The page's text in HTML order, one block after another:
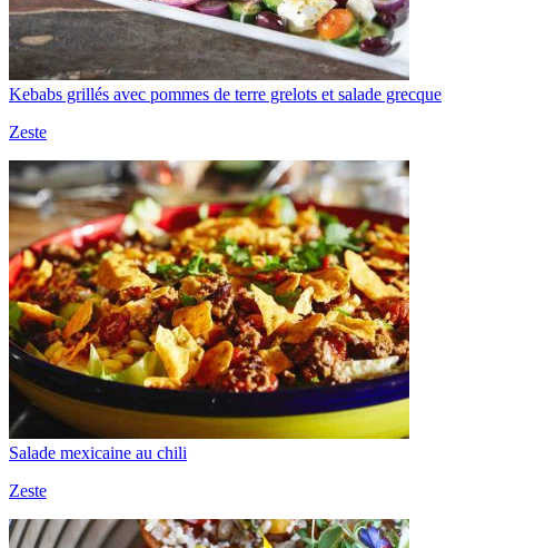
Kebabs grillés avec pommes de terre grelots et salade grecque
Zeste
Salade mexicaine au chili
Zeste